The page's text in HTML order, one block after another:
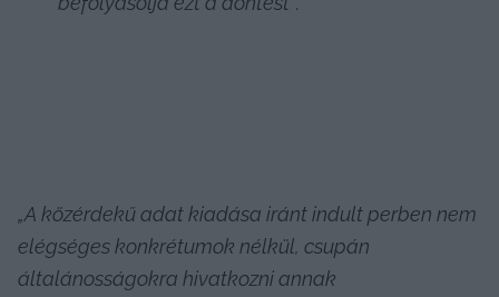
„A közérdekű adat kiadása iránt indult perben nem
elégséges konkrétumok nélkül, csupán
általánosságokra hivatkozni annak